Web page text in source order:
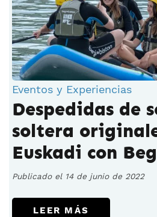
Eventos y Experiencias
Despedidas de
soltera
Euskadi con
Publicado el 14 de junio de 2022
LEER MÁS